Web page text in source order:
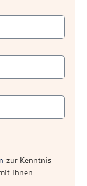
zur Kenntnis
ihnen